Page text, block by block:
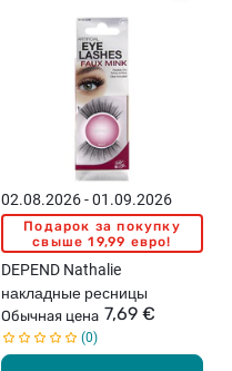
02.08.2026 - 01.09.2026
Подарок за покупку
свыше 19,99 евро!
DEPEND Nathalie
накладные ресницы
Обычная цена 7,69 €
0